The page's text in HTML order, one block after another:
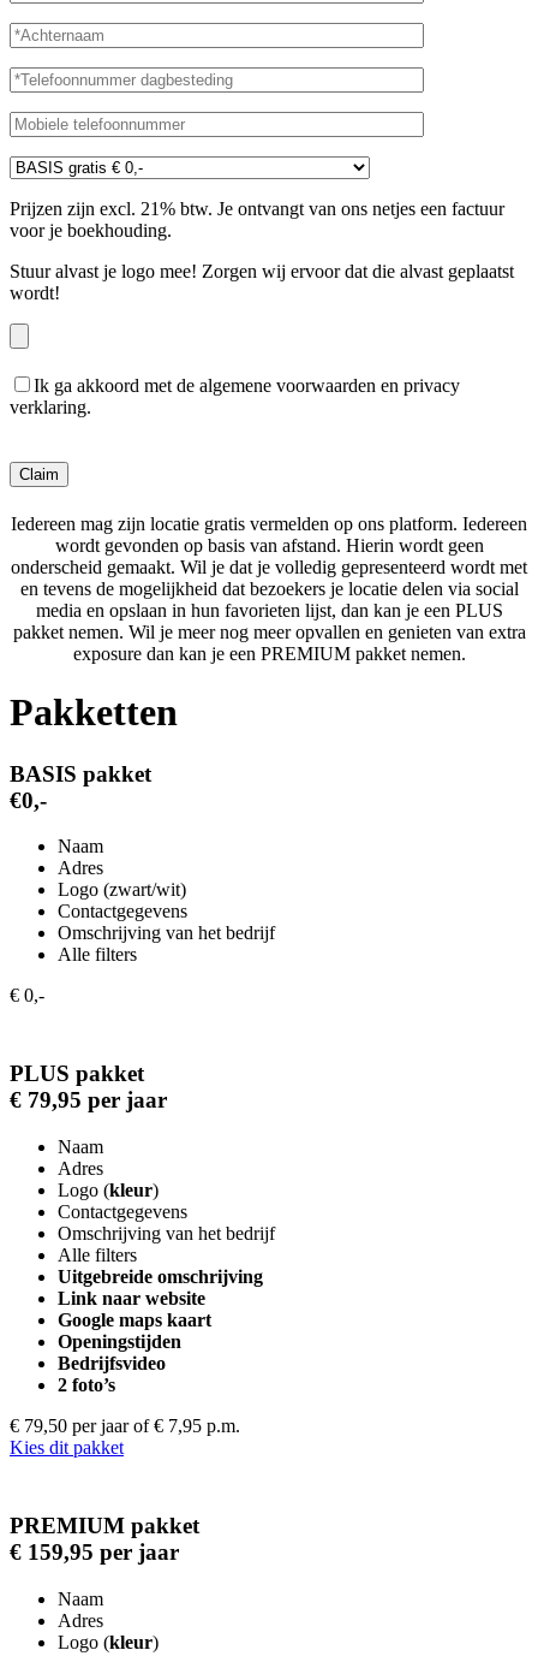
Prijzen zijn excl. 21% btw. Je ontvangt van ons netjes een factuur
voor je boekhouding.
Stuur alvast je logo mee! Zorgen wij ervoor dat die alvast geplaatst
wordt!
Ik ga akkoord met de algemene voorwaarden en privacy
verklaring.
Iedereen mag zijn locatie gratis vermelden op ons platform. Iedereen
wordt gevonden op basis van afstand. Hierin wordt geen
onderscheid gemaakt. Wil je dat je volledig gepresenteerd wordt met
en tevens de mogelijkheid dat bezoekers je locatie delen via social
media en opslaan in hun favorieten lijst, dan kan je een PLUS
pakket nemen. Wil je meer nog meer opvallen en genieten van extra
exposure dan kan je een PREMIUM pakket nemen.
Pakketten
BASIS pakket
€0,-
Naam
Adres
Logo (zwart/wit)
Contactgegevens
Omschrijving van het bedrijf
Alle filters
€ 0,-
PLUS pakket
€ 79,95 per jaar
Naam
Adres
Logo (kleur)
Contactgegevens
Omschrijving van het bedrijf
Alle filters
Uitgebreide omschrijving
Link naar website
Google maps kaart
Openingstijden
Bedrijfsvideo
2 foto’s
€ 79,50 per jaar of € 7,95 p.m.
Kies dit pakket
PREMIUM pakket
€ 159,95 per jaar
Naam
Adres
Logo (kleur)